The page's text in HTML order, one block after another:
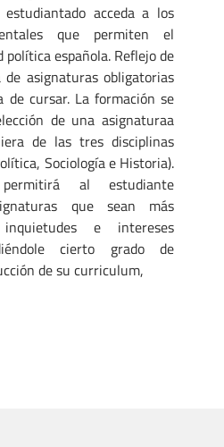
acceda a los
que permiten el
española. Reflejo de
asignaturas obligatorias
cursar. La formación se
de una asignaturaa
de las tres disciplinas
Sociología e Historia).
al estudiante
que sean más
e intereses
cierto grado de
de su curriculum,